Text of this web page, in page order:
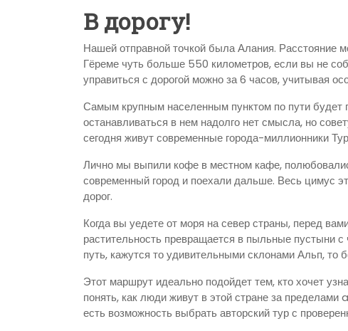
В дорогу!
Нашей отправной точкой была Алания. Расстояние
Гёреме чуть больше 550 километров, если вы не
управиться с дорогой можно за 6 часов, учитывая
Самым крупным населенным пунктом по пути будет
останавливаться в нем надолго нет смысла, но
сегодня живут современные города-миллионники
Лично мы выпили кофе в местном кафе,
современный город и поехали дальше. Весь цимус
дорог.
Когда вы уедете от моря на север страны, перед
растительность превращается в пыльные пустыни
путь, кажутся то удивительными склонами Альп,
Этот маршрут идеально подойдет тем, кто хочет
понять, как люди живут в этой стране за
есть возможность выбрать авторский тур с